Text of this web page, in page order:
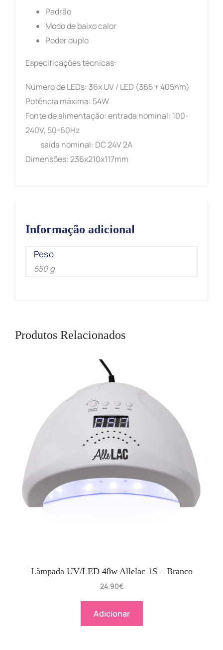
Padrão
Modo de baixo calor
Poder duplo
Especificações técnicas:
Número deLEDs: 36x UV / LED (365 + 405nm)
Potência máxima: 54W
Fonte de alimentação: entrada nominal: 100-
240V, 50-60Hz
saída nominal: DC 24V 2A
Dimensões: 236x210x117mm
Informação adicional
Peso
550 g
Produtos Relacionados
Lâmpada UV/LED 48w Allelac 1S – Branco
24.90€
Adicionar